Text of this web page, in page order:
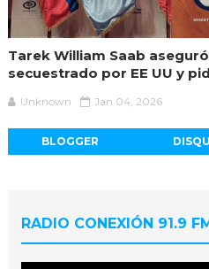
Tarek William Saab
secuestrado por EE UU y
Unknown Jan 04, 2026
BLOGGER
RADIO CONEXIÓN 91.9